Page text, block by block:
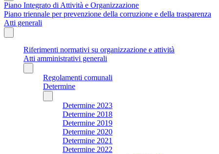
Piano Integrato di Attività e Organizzazione
Piano triennale per prevenzione della corruzione e della trasparenza
Atti generali
Riferimenti normativi su organizzazione e attività
Atti amministrativi generali
Regolamenti comunali
Determine
Determine 2023
Determine 2018
Determine 2019
Determine 2020
Determine 2021
Determine 2022